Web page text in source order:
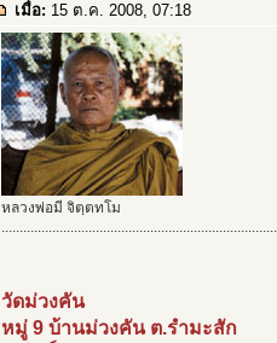
เมื่อ: 15 ต.ค. 2008, 07:18
หลวงพ่อมี จิตฺตทโม
............................................................................
วัดม่วงคัน
หมู่ 9 บ้านม่วงคัน ต.รำมะสัก